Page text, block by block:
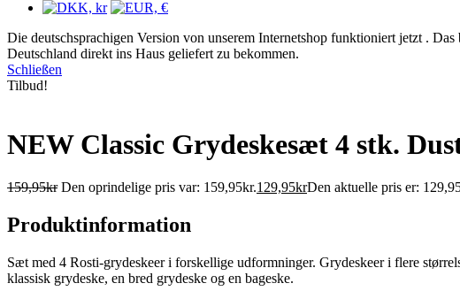
Die deutschsprachigen Version von unserem Internetshop funktioniert jetzt .
Deutschland direkt ins Haus geliefert zu bekommen.
Schließen
Tilbud!
NEW Classic Grydeskesæt 4 stk.
159,95kr Den oprindelige pris var: 159,95kr.129,95krDen aktuelle pris er:
Produktinformation
Sæt med 4 Rosti-grydeskeer i forskellige udformninger. Grydeskeer i flere
klassisk grydeske, en bred grydeske og en bageske.